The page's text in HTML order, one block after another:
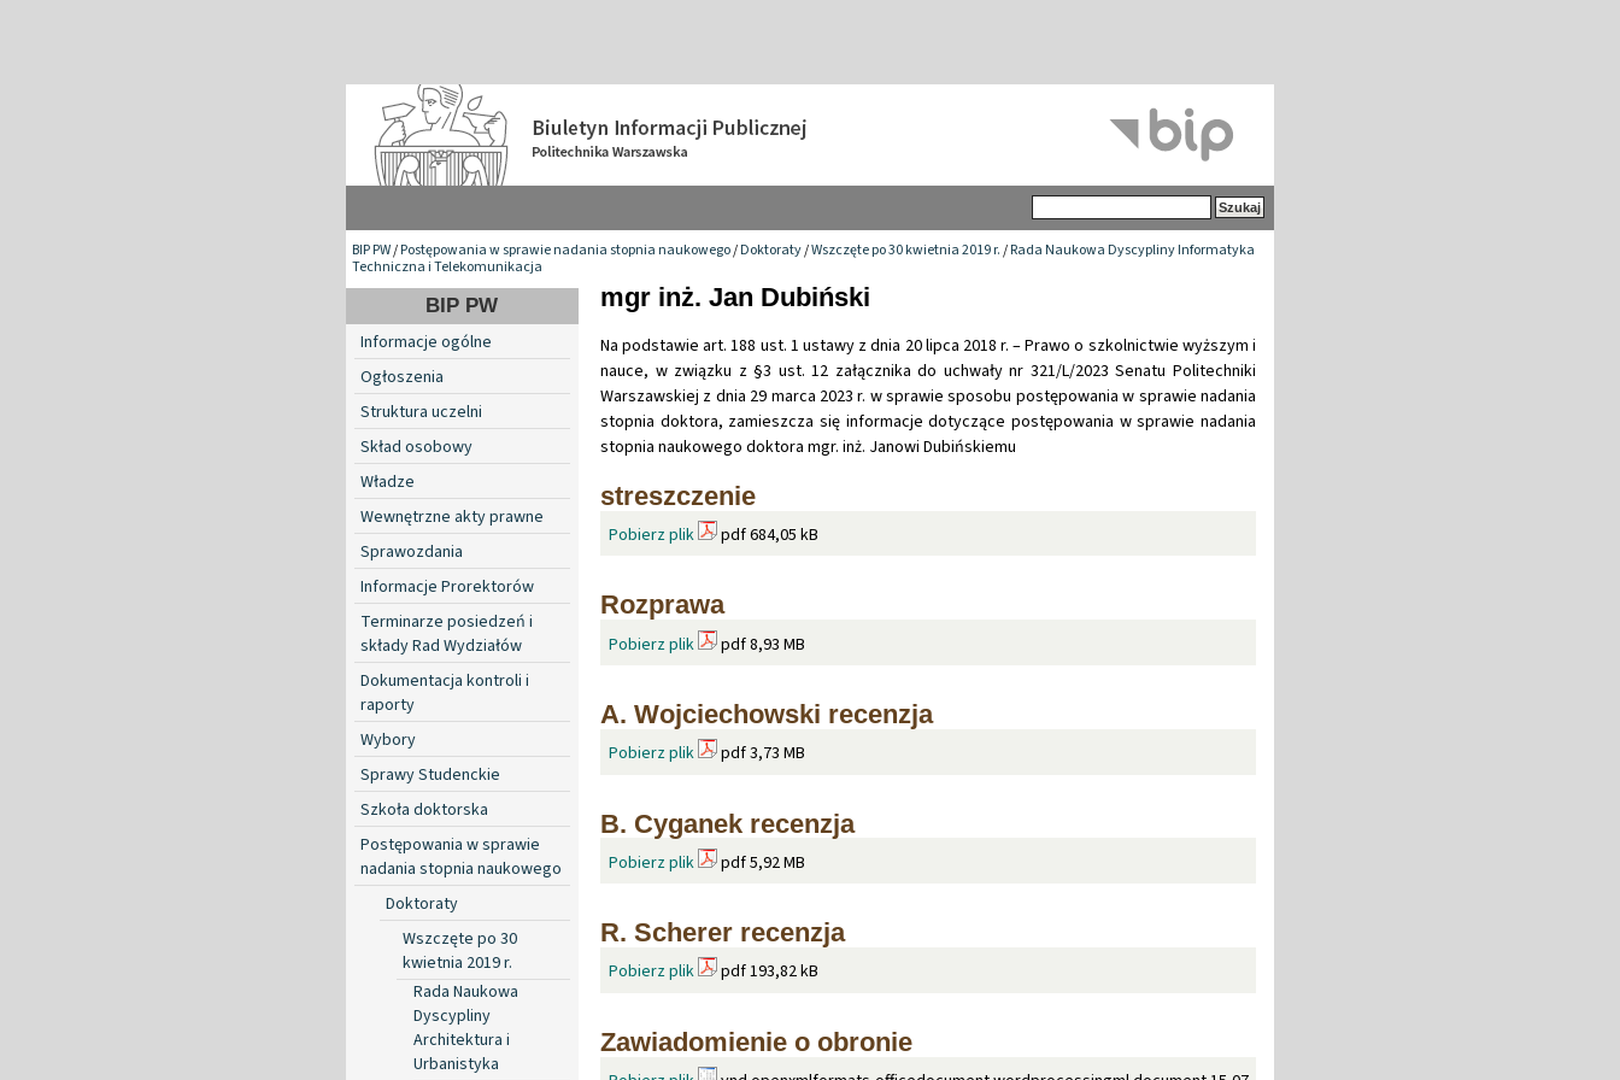
BIP PW/Postępowania w sprawie nadania stopnia naukowego/Doktoraty/Wszczęte po 30 kwietnia 2019 r./Rada Naukowa Dyscypliny Informatyka
Techniczna i Telekomunikacja
BIP PW
Informacje ogólne
Ogłoszenia
Struktura uczelni
Skład osobowy
Władze
Wewnętrzne akty prawne
Sprawozdania
Informacje Prorektorów
Terminarze posiedzeń i
składy Rad Wydziałów
Dokumentacja kontroli i
raporty
Wybory
Sprawy Studenckie
Szkoła doktorska
Postępowania w sprawie
nadania stopnia naukowego
Doktoraty
Wszczęte po 30
kwietnia 2019 r.
Rada Naukowa
Dyscypliny
Architektura i
Urbanistyka
mgr inż. Jan Dubiński
Na podstawie art. 188 ust. 1 ustawy z dnia 20 lipca 2018 r. – Prawo o szkolnictwie wyższym i
nauce, w związku z §3 ust. 12 załącznika do uchwały nr 321/L/2023 Senatu Politechniki
Warszawskiej z dnia 29 marca 2023 r. w sprawie sposobu postępowania w sprawie nadania
stopnia doktora, zamieszcza się informacje dotyczące postępowania w sprawie nadania
stopnia naukowego doktora mgr. inż. Janowi Dubińskiemu
streszczenie
Pobierz plik pdf 684,05 kB
Rozprawa
Pobierz plik pdf 8,93 MB
A. Wojciechowski recenzja
Pobierz plik pdf 3,73 MB
B. Cyganek recenzja
Pobierz plik pdf 5,92 MB
R. Scherer recenzja
Pobierz plik pdf 193,82 kB
Zawiadomienie o obronie